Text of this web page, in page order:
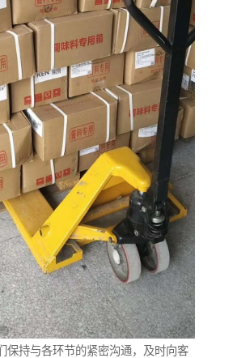
保持与各环节的紧密沟通，及时向客